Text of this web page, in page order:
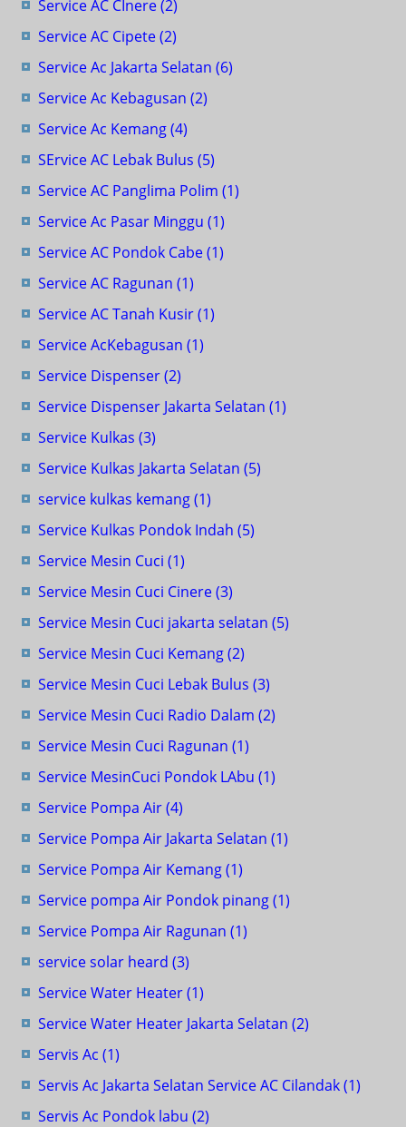
Service AC CInere(2)
Service AC Cipete(2)
Service Ac Jakarta Selatan (6)
Service Ac Kebagusan (2)
Service Ac Kemang(4)
SErvice AC Lebak Bulus (5)
Service AC Panglima Polim (1)
Service Ac Pasar Minggu (1)
Service AC Pondok Cabe(1)
Service AC Ragunan (1)
Service AC Tanah Kusir(1)
Service AcKebagusan (1)
Service Dispenser(2)
Service Dispenser Jakarta Selatan (1)
Service Kulkas (3)
Service Kulkas Jakarta Selatan (5)
service kulkas kemang(1)
Service Kulkas Pondok Indah (5)
Service Mesin Cuci (1)
Service Mesin Cuci Cinere(3)
Service Mesin Cuci jakarta selatan (5)
Service Mesin Cuci Kemang(2)
Service Mesin Cuci Lebak Bulus (3)
Service Mesin Cuci Radio Dalam (2)
Service Mesin Cuci Ragunan (1)
Service MesinCuci Pondok LAbu (1)
Service Pompa Air(4)
Service Pompa Air Jakarta Selatan (1)
Service Pompa Air Kemang(1)
Service pompa Air Pondok pinang(1)
Service Pompa Air Ragunan (1)
service solar heard (3)
Service Water Heater(1)
Service Water Heater Jakarta Selatan (2)
Servis Ac (1)
Servis Ac Jakarta Selatan Service AC Cilandak(1)
Servis Ac Pondok labu (2)